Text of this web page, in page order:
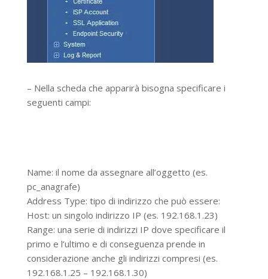
– Nella scheda che apparirà bisogna specificare i
seguenti campi:
Name: il nome da assegnare all’oggetto (es.
pc_anagrafe)
Address Type: tipo di indirizzo che può essere:
Host: un singolo indirizzo IP (es. 192.168.1.23)
Range: una serie di indirizzi IP dove specificare il
primo e l’ultimo e di conseguenza prende in
considerazione anche gli indirizzi compresi (es.
192.168.1.25 – 192.168.1.30)